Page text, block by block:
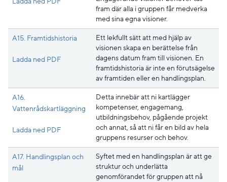
fram där alla i gruppen får medverka
med sina egna visioner.
A15. Framtidshistoria
Ladda ned PDFPdf, 193.1 kB, öppnas i nytt fönster.
Ett lekfullt sätt att med hjälp av
visionen skapa en berättelse från
dagens datum fram till visionen. En
framtidshistoria är inte en förutsägelse
av framtiden eller en handlingsplan.
A16.
Vattenrådskartläggning
Ladda ned PDFPdf, 207.6 kB, öppnas i nytt fönster.
Detta innebär att ni kartlägger
kompetenser, engagemang,
utbildningsbehov, pågående projekt
och annat, så att ni får en bild av hela
gruppens resurser och behov.
A17. Handlingsplan och
mål
Syftet med en handlingsplan är att ge
struktur och underlätta
genomförandet för gruppen att nå